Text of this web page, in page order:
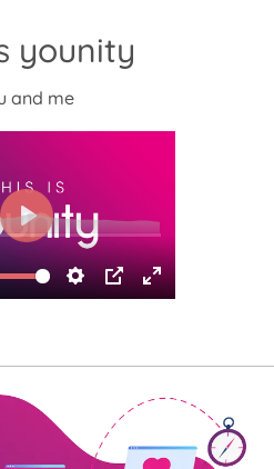
younity
and me